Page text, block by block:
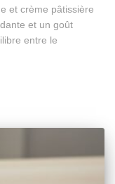
et crème pâtissière
et un goût
entre le